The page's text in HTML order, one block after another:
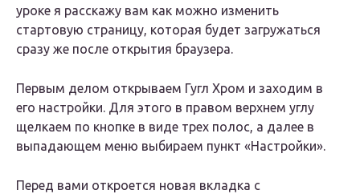
уроке я расскажу вам как можно изменить
стартовую страницу, которая будет загружаться
сразу же после открытия браузера.
Первым делом открываем Гугл Хром и заходим в
его настройки. Для этого в правом верхнем углу
щелкаем по кнопке в виде трех полос, а далее в
выпадающем меню выбираем пункт «Настройки».
Перед вами откроется новая вкладка с